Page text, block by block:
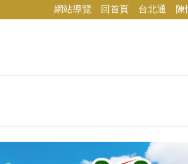
網站導覽 回首頁 台北通 陳